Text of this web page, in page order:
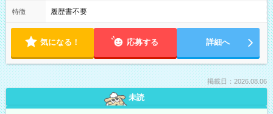
特徴 履歴書不要
気になる！ 応募する 詳細へ
掲載日：2026.08.06
未読